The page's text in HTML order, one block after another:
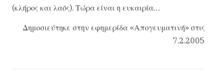
(κλήρος και λαός). Τώρα είναι η ευκαιρία…
Δημοσιεύτηκε στην εφημερίδα «Απογευματινή» στις
7.2.2005